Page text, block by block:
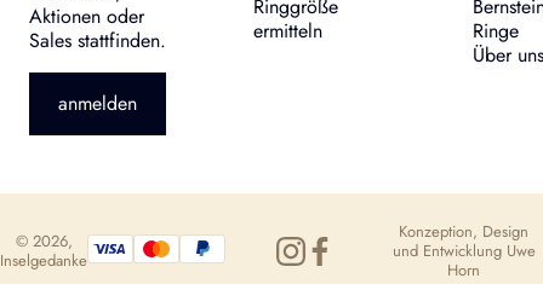
Aktionen oder
Sales stattfinden.
anmelden
Ringgröße
ermitteln
Ringe
Über uns
© 2026,
Inselgedanke
Konzeption, Design
und Entwicklung Uwe
Horn